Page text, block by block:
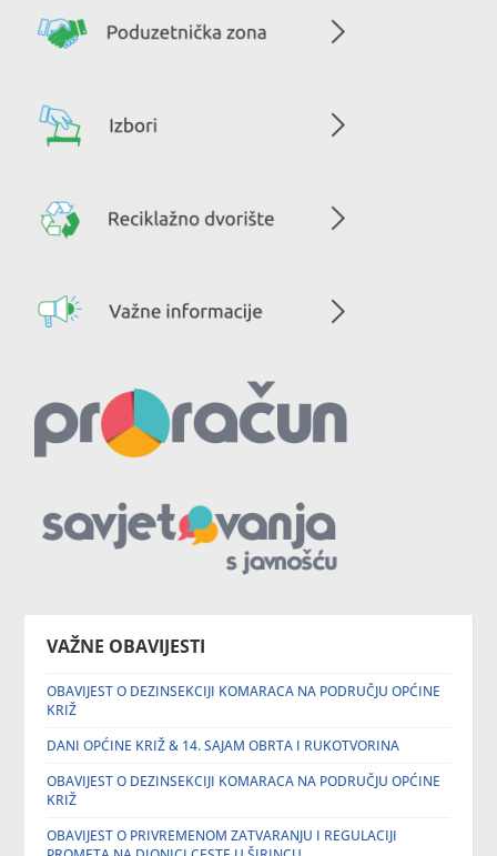
VAŽNE OBAVIJESTI
OBAVIJEST O DEZINSEKCIJI KOMARACA NA PODRUČJU OPĆINE
KRIŽ
DANI OPĆINE KRIŽ & 14. SAJAM OBRTA I RUKOTVORINA
OBAVIJEST O DEZINSEKCIJI KOMARACA NA PODRUČJU OPĆINE
KRIŽ
OBAVIJEST O PRIVREMENOM ZATVARANJU I REGULACIJI